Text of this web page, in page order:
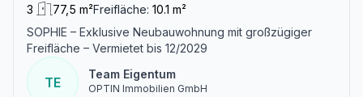
3 77,5 m²Freifläche: 10.1 m²
SOPHIE – Exklusive Neubauwohnung mit großzügiger
Freifläche – Vermietet bis 12/2029
TE
Team Eigentum
OPTIN Immobilien GmbH